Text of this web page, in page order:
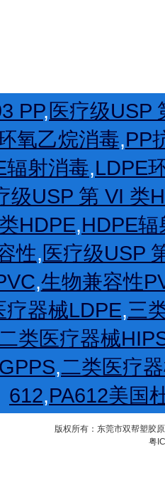
PP,医疗级USP
氧乙烷消毒,PP
辐射消毒,LDPE
级USP 第 VI 类
HDPE,HDPE辐
性,医疗级USP
,生物兼容性
疗器械LDPE,三
类医疗器械
,二类医疗
612,PA612美国
版权所有：东莞市双帮塑胶
粤